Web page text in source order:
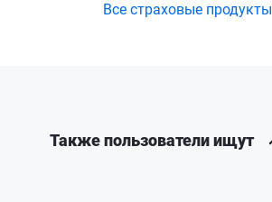
Все страховые продукты
Также пользователи ищут